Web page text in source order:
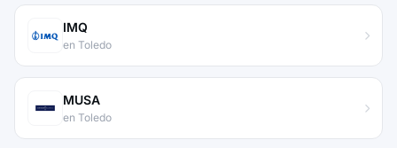
IMQ
en Toledo
MUSA
en Toledo